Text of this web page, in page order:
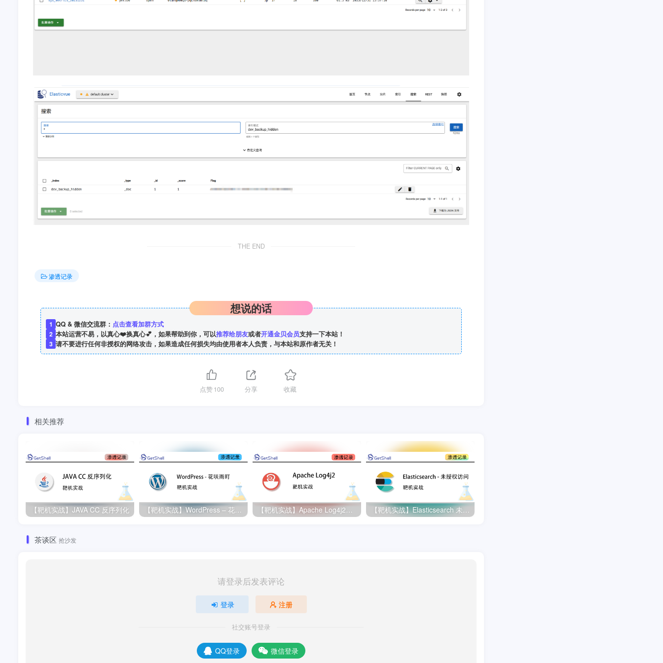
THE END
渗透记录
想说的话
1 QQ & 微信交流群： 点击查看加群方式
2 本站运营不易，以真心❤️换真心💕，如果帮助到你，可以推荐给朋友或者开通金贝会员支持一下本站！
3 请不要进行任何非授权的网络攻击，如果造成任何损失均由使用者本人负责，与本站和原作者无关！
点赞100 分享 收藏
相关推荐
【靶机实战】JAVA CC 反序列化 【靶机实战】WordPress – 花咲雨町 靶机解题思路 【靶机实战】Apache Log4j2命令执行漏洞复现 【靶机实战】Elasticsearch 未授权访问漏洞利用
茶谈区 抢沙发
请登录后发表评论
登录 注册
社交账号登录
QQ登录 微信登录